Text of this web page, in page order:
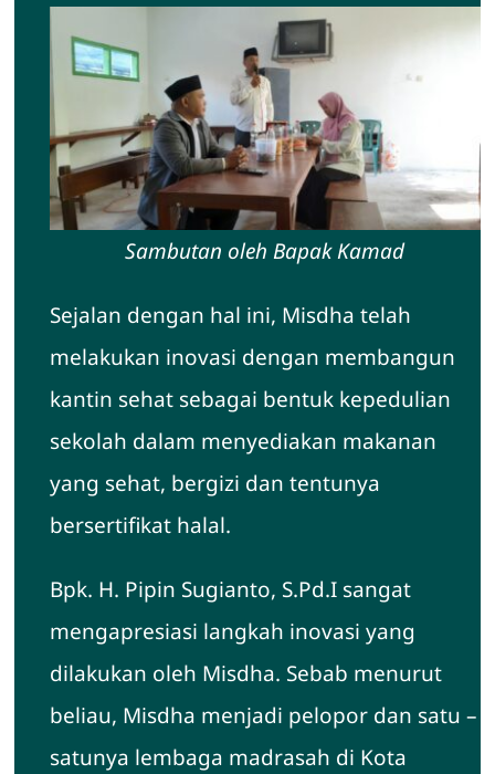
Sambutan oleh Bapak Kamad
Sejalan dengan hal ini, Misdha telah
melakukan inovasi dengan membangun
kantin sehat sebagai bentuk kepedulian
sekolah dalam menyediakan makanan
yang sehat, bergizi dan tentunya
bersertifikat halal.
Bpk. H. Pipin Sugianto, S.Pd.I sangat
mengapresiasi langkah inovasi yang
dilakukan oleh Misdha. Sebab menurut
beliau, Misdha menjadi pelopor dan satu –
satunya lembaga madrasah di Kota